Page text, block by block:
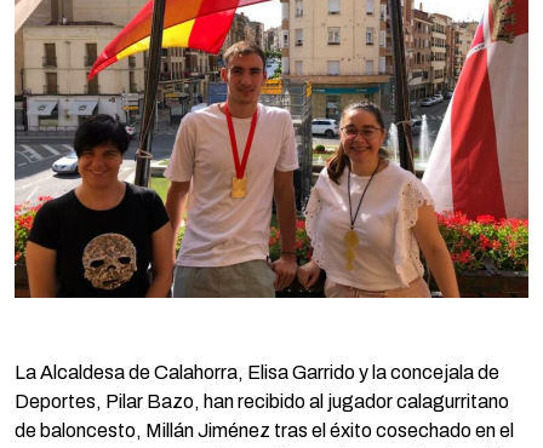
La Alcaldesa de Calahorra, Elisa Garrido y la concejala de
Deportes, Pilar Bazo, han recibido al jugador calagurritano
de baloncesto, Millán Jiménez tras el éxito cosechado en el